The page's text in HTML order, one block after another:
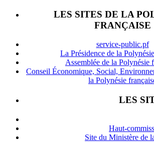
LES SITES DE LA
FRANÇAISE
service-public.pf
La Présidence de la
Assemblée de la Polynésie
Conseil Économique, Social,
la Polynésie
LES
Haut-
Site du Ministère de